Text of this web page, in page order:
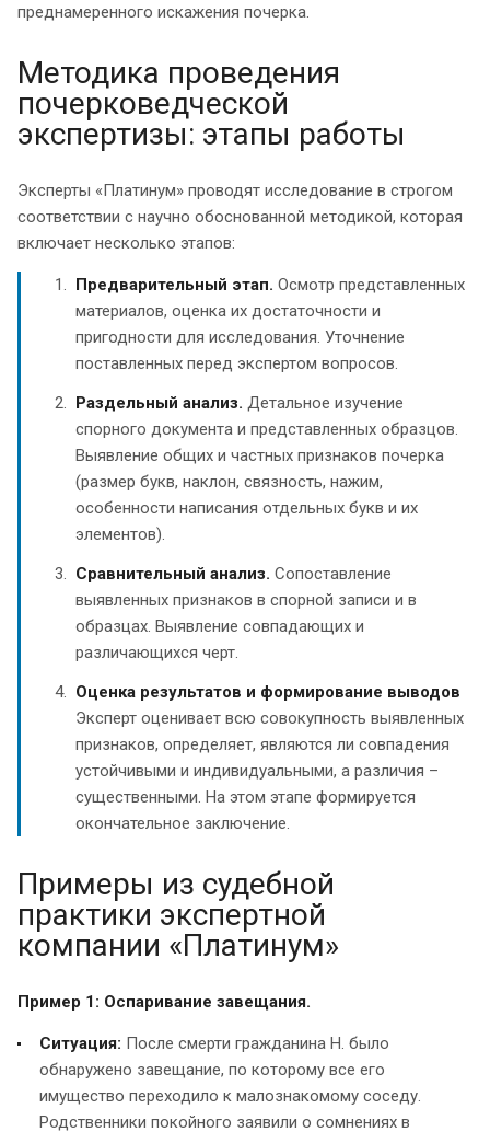
преднамеренного искажения почерка.
Методика проведения
почерковедческой
экспертизы: этапы работы
Эксперты «Платинум» проводят исследование в строгом
соответствии с научно обоснованной методикой, которая
включает несколько этапов:
Предварительный этап. Осмотр представленных
материалов, оценка их достаточности и
пригодности для исследования. Уточнение
поставленных перед экспертом вопросов.
Раздельный анализ. Детальное изучение
спорного документа и представленных образцов.
Выявление общих и частных признаков почерка
(размер букв, наклон, связность, нажим,
особенности написания отдельных букв и их
элементов).
Сравнительный анализ. Сопоставление
выявленных признаков в спорной записи и в
образцах. Выявление совпадающих и
различающихся черт.
Оценка результатов и формирование выводов
Эксперт оценивает всю совокупность выявленных
признаков, определяет, являются ли совпадения
устойчивыми и индивидуальными, а различия –
существенными. На этом этапе формируется
окончательное заключение.
Примеры из судебной
практики экспертной
компании «Платинум»
Пример 1: Оспаривание завещания.
Ситуация: После смерти гражданина Н. было
обнаружено завещание, по которому все его
имущество переходило к малознакомому соседу.
Родственники покойного заявили о сомнениях в